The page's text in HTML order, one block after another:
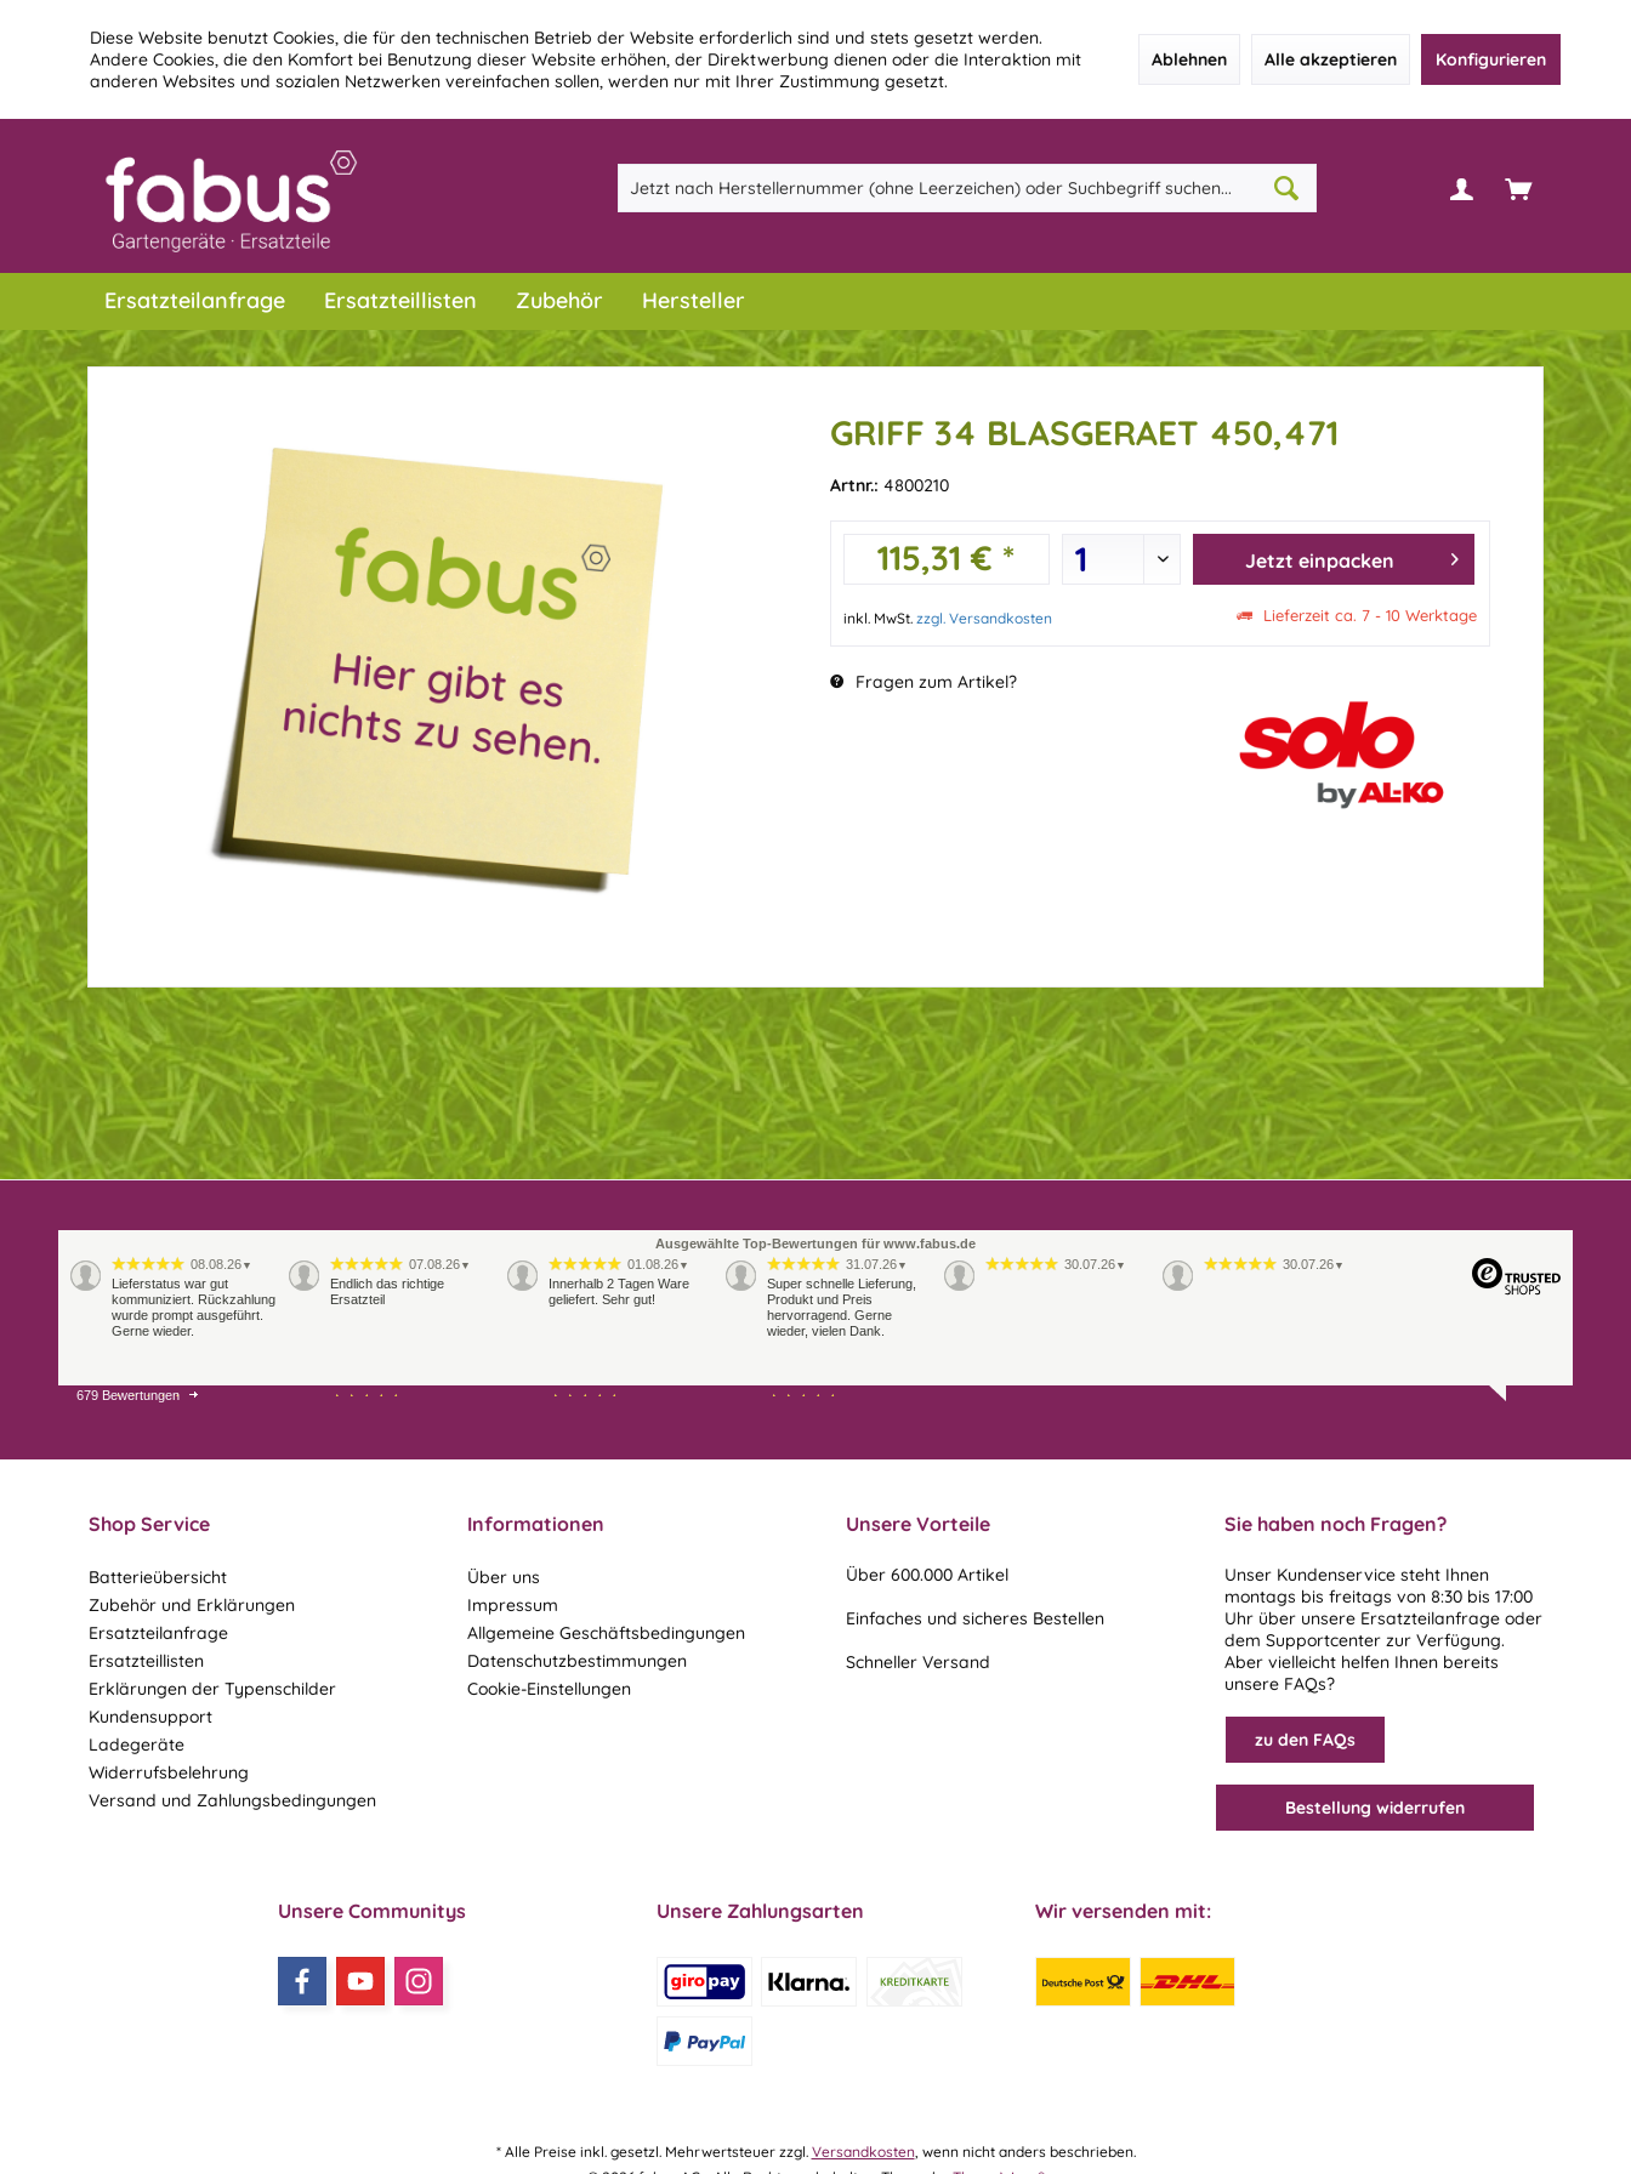
Diese Website benutzt Cookies, die für den technischen Betrieb der Website erforderlich sind und stets gesetzt werden.
Andere Cookies, die den Komfort bei Benutzung dieser Website erhöhen, der Direktwerbung dienen oder die Interaktion mit
anderen Websites und sozialen Netzwerken vereinfachen sollen, werden nur mit Ihrer Zustimmung gesetzt.
Ablehnen Alle akzeptieren Konfigurieren
Ersatzteilanfrage Ersatzteillisten Zubehör Hersteller
GRIFF 34 BLASGERAET 450,471
Artnr.: 4800210
115,31 € * Jetzt einpacken
inkl. MwSt. zzgl. Versandkosten Lieferzeit ca. 7 - 10 Werktage
Fragen zum Artikel?
Ausgewählte Top-Bewertungen für www.fabus.de
08.08.26 ▼
Lieferstatus war gut
kommuniziert. Rückzahlung
wurde prompt ausgeführt.
Gerne wieder.
07.08.26 ▼
Endlich das richtige
Ersatzteil
01.08.26 ▼
Innerhalb 2 Tagen Ware
geliefert. Sehr gut!
31.07.26 ▼
Super schnelle Lieferung,
Produkt und Preis
hervorragend. Gerne
wieder, vielen Dank.
30.07.26 ▼ 30.07.26 ▼
29.07.26
679 Bewertungen
Shop Service
Batterieübersicht
Zubehör und Erklärungen
Ersatzteilanfrage
Ersatzteillisten
Erklärungen der Typenschilder
Kundensupport
Ladegeräte
Widerrufsbelehrung
Versand und Zahlungsbedingungen
Informationen
Über uns
Impressum
Allgemeine Geschäftsbedingungen
Datenschutzbestimmungen
Cookie-Einstellungen
Unsere Vorteile
Über 600.000 Artikel
Einfaches und sicheres Bestellen
Schneller Versand
Sie haben noch Fragen?
Unser Kundenservice steht Ihnen
montags bis freitags von 8:30 bis 17:00
Uhr über unsere Ersatzteilanfrage oder
dem Supportcenter zur Verfügung.
Aber vielleicht helfen Ihnen bereits
unsere FAQs?
zu den FAQs
Bestellung widerrufen
Unsere Communitys Unsere Zahlungsarten Wir versenden mit:
* Alle Preise inkl. gesetzl. Mehrwertsteuer zzgl. Versandkosten, wenn nicht anders beschrieben.